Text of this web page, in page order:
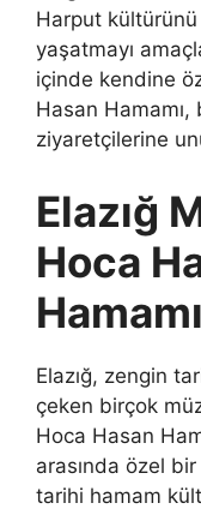
Harput
yaşatmayı
içinde kendine
Hasan
ziyaretçilerine
Elazığ
Hoca
Elazığ, zengin
çeken birçok
Hoca Hasan
arasında özel
tarihi hamam